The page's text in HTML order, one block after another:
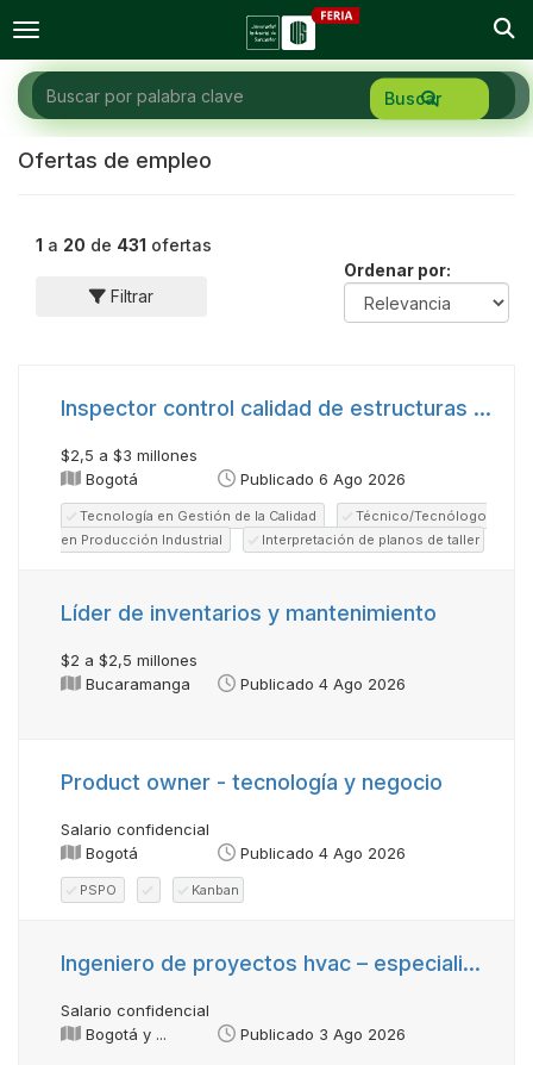
Toggle navigation
Ofertas de empleo
1 a 20 de 431 ofertas
Filtrar
Ordenar por:
Inspector control calidad de estructuras metalicas
$2,5 a $3 millones
Bogotá
Publicado 6 Ago 2026
Tecnología en Gestión de la Calidad
Técnico/Tecnólogo
en Producción Industrial
Interpretación de planos de taller
Líder de inventarios y mantenimiento
$2 a $2,5 millones
Bucaramanga
Publicado 4 Ago 2026
Product owner - tecnología y negocio
Salario confidencial
Bogotá
Publicado 4 Ago 2026
PSPO Kanban
Ingeniero de proyectos hvac – especialista en sistemas de aire acondicionado y ventilación mecánica.
Salario confidencial
Bogotá y ...
Publicado 3 Ago 2026